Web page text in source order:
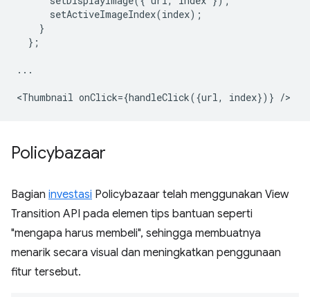
setActiveImageIndex(index);
}
};
...
<Thumbnail onClick={handleClick({url, index})} /
Policybazaar
Bagian investasi Policybazaar telah menggunakan View
Transition API pada elemen tips bantuan seperti
"mengapa harus membeli", sehingga membuatnya
menarik secara visual dan meningkatkan penggunaan
fitur tersebut.